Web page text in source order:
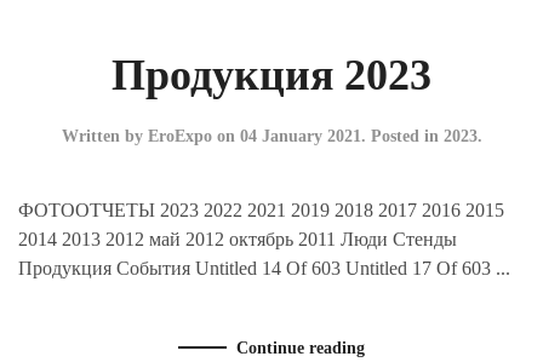
Продукция 2023
Written by EroExpo on 04 January 2021. Posted in 2023.
ФОТООТЧЕТЫ 2023 2022 2021 2019 2018 2017 2016 2015
2014 2013 2012 май 2012 октябрь 2011 Люди Стенды
Продукция События Untitled 14 Of 603 Untitled 17 Of 603 ...
Continue reading